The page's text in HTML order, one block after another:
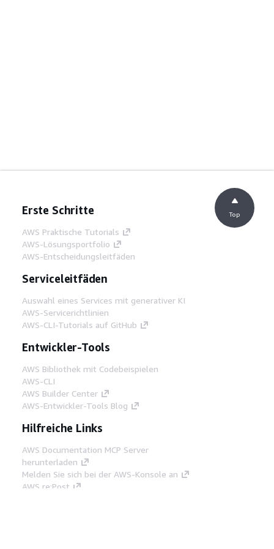
Erste Schritte
AWS Praktische Tutorials
AWS-Lösungsportfolio
AWS-Entscheidungsleitfäden
Serviceleitfäden
Auswahl eines Services mit generativer KI
AWS-Servicerichtlinien
AWS-CLI-Tutorials auf GitHub
Entwickler-Tools
AWS Bibliothek mit Codebeispielen
AWS-CLI
AWS Builder Center
AWS-Entwickler-Tools Blog
Hilfreiche Links
AWS Documentation MCP Server
herunterladen
Melden Sie sich bei der AWS-Konsole an
AWS re:Post
Top